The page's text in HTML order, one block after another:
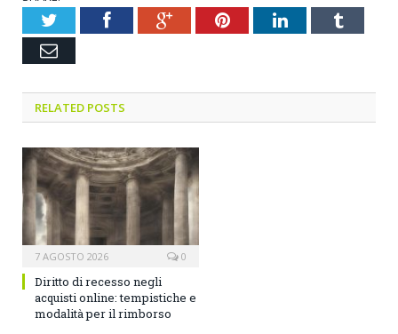
TwitterFacebookGoogle+PinterestLinkedInTumblr
Email
RELATED POSTS
7 AGOSTO 2026 0
Diritto di recesso negli
acquisti online: tempistiche e
modalità per il rimborso